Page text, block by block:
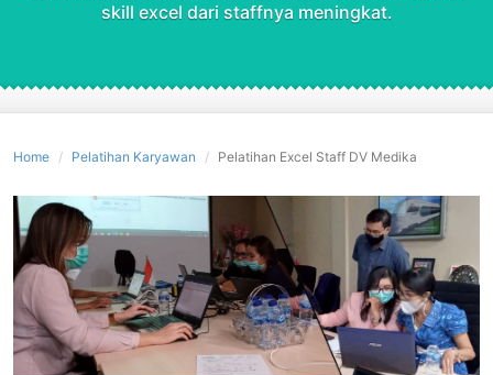
skill excel dari staffnya meningkat.
Home Pelatihan Karyawan Pelatihan Excel Staff DV Medika